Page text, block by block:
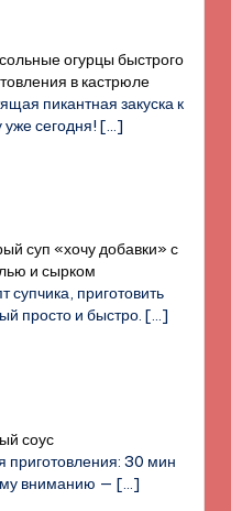
огурцы быстрого
в кастрюле
пикантная закуска к
уже сегодня![…]
суп «хочу добавки» с
и сырком
супчика, приготовить
просто и быстро.[…]
соус
приготовления: 30 мин
вниманию —[…]